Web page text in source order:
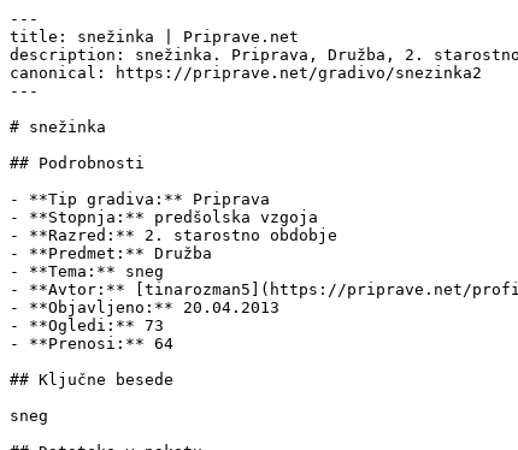
---
title: snežinka | Priprave.net
description: snežinka. Priprava, Družba, 2.
canonical: https://priprave.net/gradivo/snezinka2
---
# snežinka
## Podrobnosti
- **Tip gradiva:** Priprava
- **Stopnja:** predšolska vzgoja
- **Razred:** 2. starostno obdobje
- **Predmet:** Družba
- **Tema:** sneg
- **Avtor:** [tinarozman5](https://priprave.net/
- **Objavljeno:** 20.04.2013
- **Ogledi:** 73
- **Prenosi:** 64
## Ključne besede
sneg